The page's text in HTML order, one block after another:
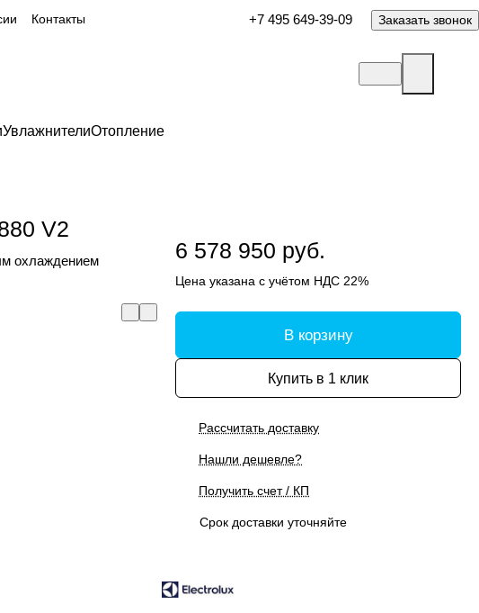
Контакты +7 495 649-39-09 Заказать звонок
УвлажнителиОтопление
V2
охлаждением
6 578 950 руб.
Цена указана с учётом НДС 22%
В корзину
Купить в 1 клик
Рассчитать доставку
Нашли дешевле?
Получить счет / КП
Срок доставки уточняйте